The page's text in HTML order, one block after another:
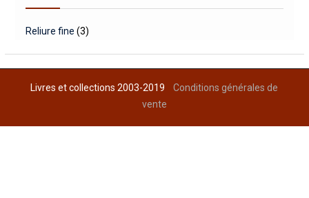
Reliure fine (3)
Livres et collections 2003-2019Conditions générales de
vente